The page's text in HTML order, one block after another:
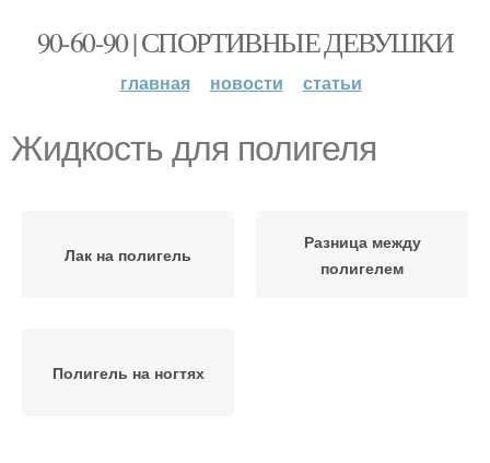
90-60-90 | СПОРТИВНЫЕ ДЕВУШКИ
главная новости статьи
Жидкость для полигеля
Лак на полигель
Разница между
полигелем
Полигель на ногтях